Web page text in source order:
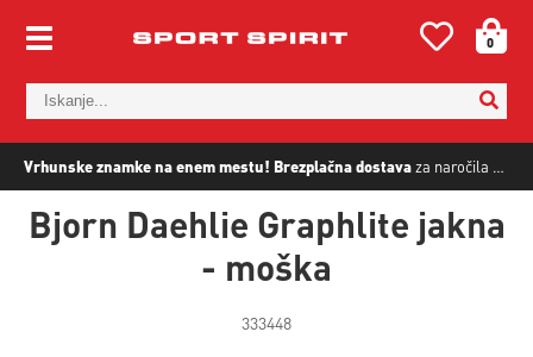
Vrhunske znamke na enem mestu! Brezplačna dostavaza naročila nad
0
Bjorn Daehlie Graphlite jakna
- moška
333448